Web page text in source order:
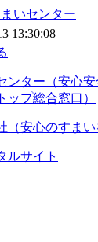
いセンター
13:30:08